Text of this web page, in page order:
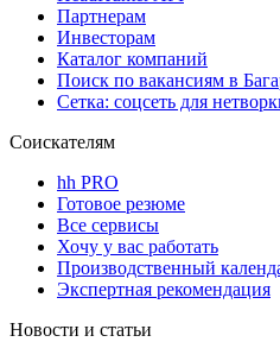
Партнерам
Инвесторам
Каталог компаний
Поиск по вакансиям в
Сетка: соцсеть для
Соискателям
hh PRO
Готовое резюме
Все сервисы
Хочу у вас работать
Производственный
Экспертная рекомендация
Новости и статьи